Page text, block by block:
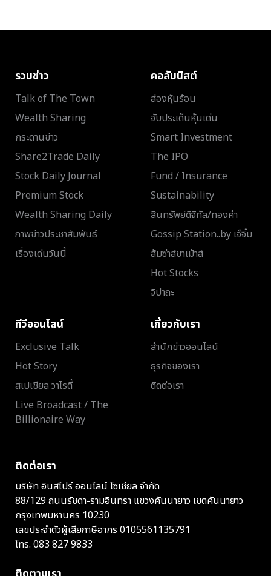
รวมข่าว
Talk of The Town
Wealth Sharing
กระดานข่าว
Share2Trade Daily
Stock Daily Journal
Premium Stock
Wealth Sharing Daily
ภาพข่าวประชาสัมพันธ์
เรื่องเด่นวันนี้
คอลัมนิสต์
ส่องหุ้นร้อน
จับประเด็นหุ้นเด่น
Smart Investment
The IPO
Fund / Insurance
Sustainability
สินทรัพย์ดิจิทัล/ทองคำ
Gossip Station..by เจ๊จิ๋ม
ส้มซ่าส์ขาเม้าส์
Hot Stocks
จิปาถะ
ทีวีออนไลน์
Exclusive Talk
Hot Story
สเปเชียล วาไรตี้
Live Broadcast / The
Billionaire Way
เกี่ยวกับเรา
สำนักข่าวออนไลน์
ธุรกิจของเรา
ติดต่อเรา
ติดต่อเรา
บริษัท อินสไปร์ ออนไลน์ โซเชียล จำกัด
88/129 ถนนรัชดา-รามอินทรา แขวงคันนายาว เขตคันนายาว
กรุงเทพมหานคร 10230
เลขประจำตัวผู้เสียภาษีอากร 0105561135791
โทร. 083 827 9833